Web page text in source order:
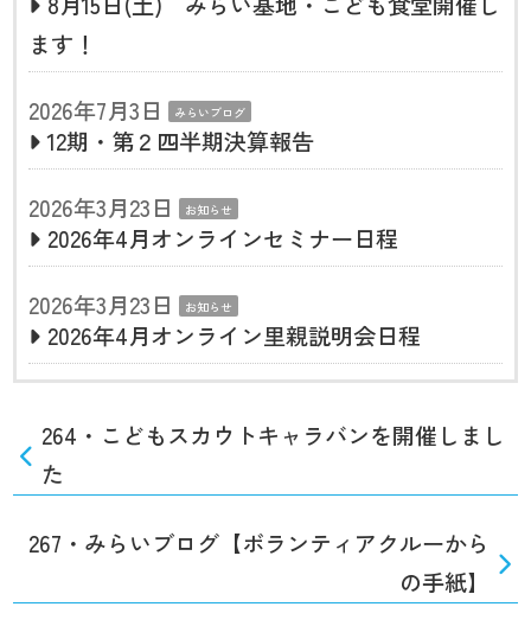
ます！
2026年7月3日
みらいブログ
12期・第２四半期決算報告
2026年3月23日
お知らせ
2026年4月オンラインセミナー日程
2026年3月23日
お知らせ
2026年4月オンライン里親説明会日程
264・こどもスカウトキャラバンを開催しまし
た
267・みらいブログ【ボランティアクルーから
の手紙】